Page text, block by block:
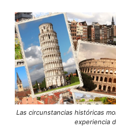
Las circunstancias históricas
experiencia